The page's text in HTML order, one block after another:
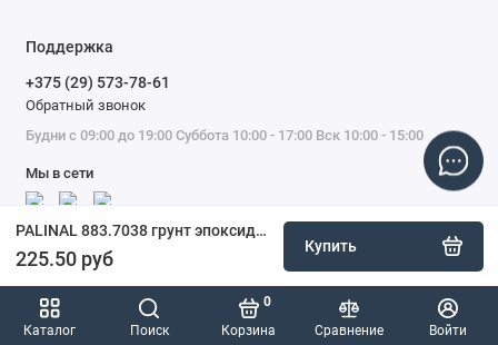
Каталог Поиск Корзина
0
Сравнение
Войти
PALINAL 883.7038 грунт эпоксидный изолятор 3:1, 3 + 1 л, серый
225.50 руб
Купить
Поддержка
+375 (29) 573-78-61
Обратный звонок
Будни с 09:00 до 19:00 Суббота 10:00 - 17:00 Вск 10:00 - 15:00
Мы в сети